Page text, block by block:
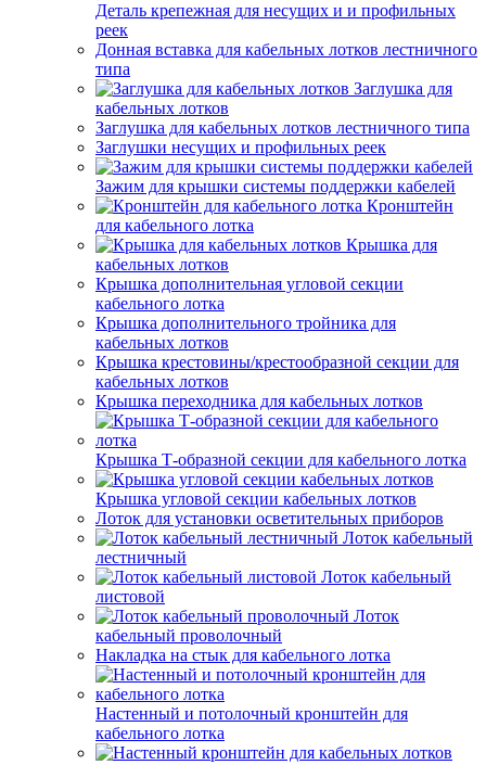
Деталь крепежная для несущих и и профильных
реек
Донная вставка для кабельных лотков лестничного
типа
Заглушка для
кабельных лотков
Заглушка для кабельных лотков лестничного типа
Заглушки несущих и профильных реек
Зажим для крышки системы поддержки кабелей
Кронштейн
для кабельного лотка
Крышка для
кабельных лотков
Крышка дополнительная угловой секции
кабельного лотка
Крышка дополнительного тройника для
кабельных лотков
Крышка крестовины/крестообразной секции для
кабельных лотков
Крышка переходника для кабельных лотков
Крышка Т-образной секции для кабельного лотка
Крышка угловой секции кабельных лотков
Лоток для установки осветительных приборов
Лоток кабельный
лестничный
Лоток кабельный
листовой
Лоток
кабельный проволочный
Накладка на стык для кабельного лотка
Настенный и потолочный кронштейн для
кабельного лотка